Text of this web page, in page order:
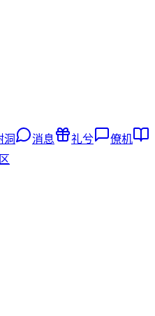
洞 消息 礼兮
僚机